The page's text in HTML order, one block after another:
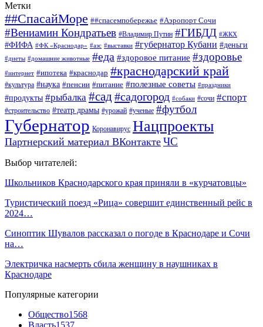
Метки
##СпасайМоре ##спасемпобережье #Аэропорт Сочи
#Вениамин Кондратьев #Владимир Путин #ГИБДД #ЖКХ
#ФИФА #ФК «Краснодар» #азс #выставки #губернатор Кубани #деньги
#диеты #домашние животные #еда #здоровое питание #здоровье
#интернет #ипотека #краснодар #краснодарский край
#культура #наука #пенсии #питание #полезные советы #праздники
#продукты #рыбалка #сад #садогород #собаки #сочи #спорт
#строительство #театр драмы #урожай #ученые #футбол
Губернатор Коронавирус Нацпроекты
Партнерский материал ВКонтакте ЧС
Выбор читателей:
Школьников Краснодарского края приняли в «курчатовцы»
Туристический поезд «Рица» совершит единственный рейс в
2024…
Синоптик Шувалов рассказал о погоде в Краснодаре и Сочи
на…
Электричка насмерть сбила женщину в наушниках в
Краснодаре
Популярные категории
Общество1568